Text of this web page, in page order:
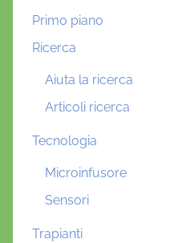
Primo piano
Ricerca
Aiuta la ricerca
Articoli ricerca
Tecnologia
Microinfusore
Sensori
Trapianti